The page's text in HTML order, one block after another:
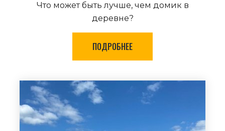
Что может быть лучше, чем домик в
деревне?
ПОДРОБНЕЕ